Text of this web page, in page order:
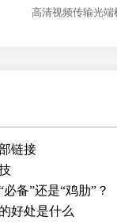
高清视频传输光
链接
备”还是“鸡肋”？
好处是什么